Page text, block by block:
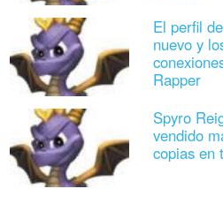
El perfil
nuevo y
Rapper
Spyro
vendido
copias en